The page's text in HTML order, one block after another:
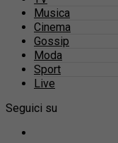
Musica
Cinema
Gossip
Moda
Sport
Live
Seguici su